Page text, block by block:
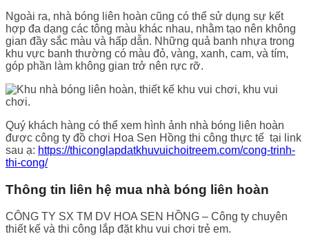
Ngoài ra, nhà bóng liên hoàn cũng có thể sử dụng sự kết
hợp đa dạng các tông màu khác nhau, nhằm tạo nên không
gian đầy sắc màu và hấp dẫn. Những quả banh nhựa trong
khu vực banh thường có màu đỏ, vàng, xanh, cam, và tím,
góp phần làm không gian trở nên rực rỡ.
Quý khách hàng có thể xem hình ảnh nhà bóng liên hoàn
được công ty đồ chơi Hoa Sen Hồng thi công thực tế tại link
sau ạ: https://thiconglapdatkhuvuichoitreem.com/cong-trinh-
thi-cong/
Thông tin liên hệ mua nhà bóng liên hoàn
CÔNG TY SX TM DV HOA SEN HỒNG – Công ty chuyên
thiết kế và thi công lắp đặt khu vui chơi trẻ em.